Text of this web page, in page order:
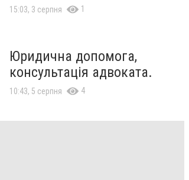
15:03, 3 серпня 1
Юридична допомога,
консультація адвоката.
10:43, 5 серпня 4